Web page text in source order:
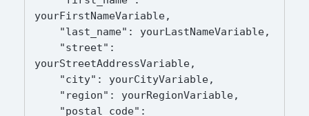
yourFirstNameVariable,
yourStreetAddressVariable,